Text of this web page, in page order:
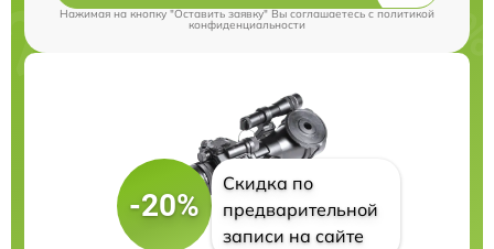
Нажимая на кнопку "Оставить заявку" Вы соглашаетесь cполитикой
конфиденциальности
-20%
Скидка по
предварительной
записи на сайте